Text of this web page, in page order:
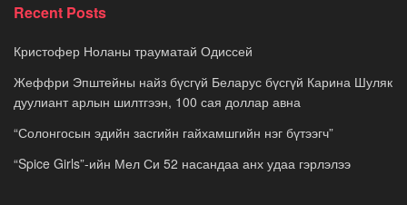
Recent Posts
Кристофер Ноланы трауматай Одиссей
Жеффри Эпштейны найз бүсгүй Беларус бүсгүй Карина Шуляк
дуулиант арлын шилтгээн, 100 сая доллар авна
“Солонгосын эдийн засгийн гайхамшгийн нэг бүтээгч”
“Spice Girls”-ийн Мел Си 52 насандаа анх удаа гэрлэлээ